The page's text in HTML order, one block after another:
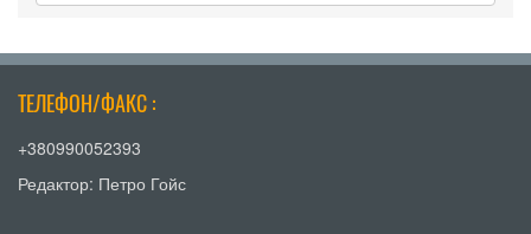
ТЕЛЕФОН/ФАКС :
+380990052393
Редактор: Петро Гойс